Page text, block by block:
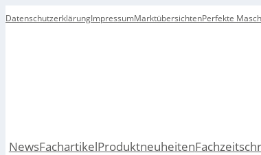
DatenschutzerklärungImpressumMarktübersichtenPerfekte
NewsFachartikelProduktneuheiten